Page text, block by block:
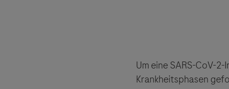
Um eine SARS-CoV-
Krankheitsphasen